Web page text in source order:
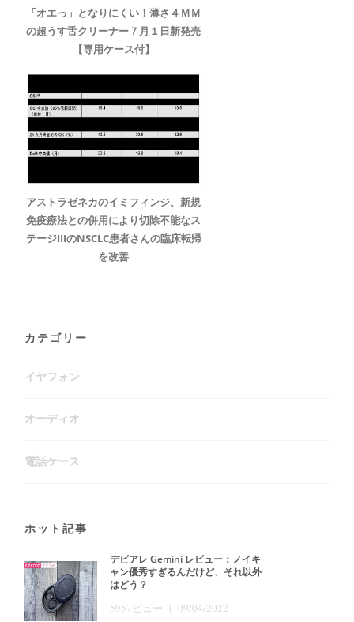
「オエっ」となりにくい！薄さ４ＭＭ
の超うす舌クリーナー７月１日新発売
【専用ケース付】
アストラゼネカのイミフィンジ、新規
免疫療法との併用により切除不能なス
テージIIIのNSCLC患者さんの臨床転帰
を改善
カテゴリー
イヤフォン
オーディオ
電話ケース
ホット記事
デビアレ Gemini レビュー：ノイキ
ャン優秀すぎるんだけど、それ以外
はどう？
5957ビュー | 09/04/2022